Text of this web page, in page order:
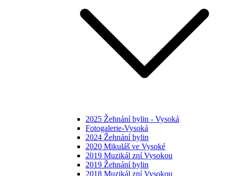
2025 Žehnání bylin - Vysoká
Fotogalerie-Vysoká
2024 Žehnání bylin
2020 Mikuláš ve Vysoké
2019 Muzikál zní Vysokou
2019 Žehnání bylin
2018 Muzikál zní Vysokou